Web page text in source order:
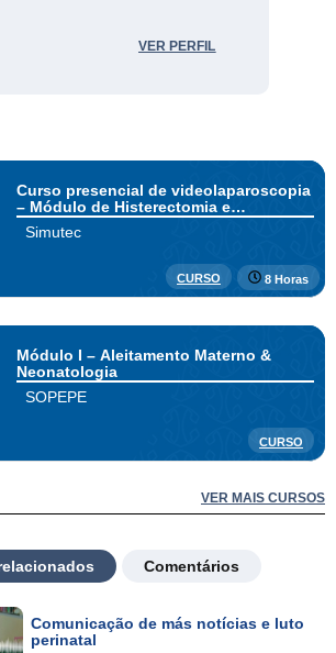
VER PERFIL
Curso presencial de videolaparoscopia
– Módulo de Histerectomia e
Fechamento da Cúpula Vaginal
Simutec
CURSO 8 Horas
Módulo I – Aleitamento Materno &
Neonatologia
SOPEPE
CURSO
VER MAIS CURSOS
Comentários
Comunicação de más notícias e luto
perinatal